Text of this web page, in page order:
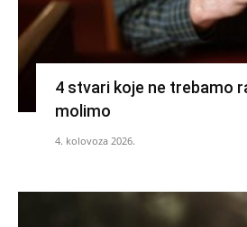
4 stvari koje ne trebamo
molimo
4. kolovoza 2026.